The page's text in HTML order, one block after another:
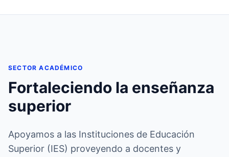
SECTOR ACADÉMICO
Fortaleciendo la enseñanza
superior
Apoyamos a las Instituciones de Educación
Superior (IES) proveyendo a docentes y